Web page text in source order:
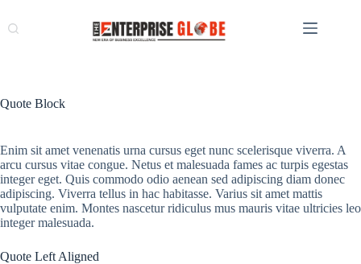
Quote Block
Enim sit amet venenatis urna cursus eget nunc scelerisque viverra. A
arcu cursus vitae congue. Netus et malesuada fames ac turpis egestas
integer eget. Quis commodo odio aenean sed adipiscing diam donec
adipiscing. Viverra tellus in hac habitasse. Varius sit amet mattis
vulputate enim. Montes nascetur ridiculus mus mauris vitae ultricies leo
integer malesuada.
Quote Left Aligned